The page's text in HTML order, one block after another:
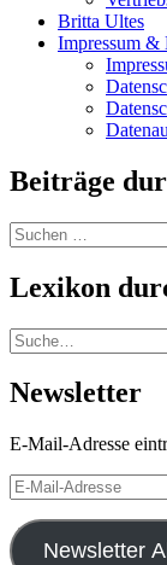
Britta Ultes
Impressum &
Beiträge
Suchen
nach:
Lexikon
Suche
Newsletter
E-Mail-Adresse
E-
Mail-
Adresse
Newsletter